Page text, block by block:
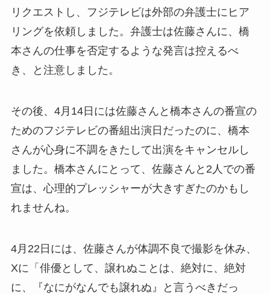
リクエストし、フジテレビは外部の弁護士にヒア
リングを依頼しました。弁護士は佐藤さんに、橋
本さんの仕事を否定するような発言は控えるべ
き、と注意しました。
その後、4月14日には佐藤さんと橋本さんの番宣の
ためのフジテレビの番組出演日だったのに、橋本
さんが心身に不調をきたして出演をキャンセルし
ました。橋本さんにとって、佐藤さんと2人での番
宣は、心理的プレッシャーが大きすぎたのかもし
れませんね。
4月22日には、佐藤さんが体調不良で撮影を休み、
Xに「俳優として、譲れぬことは、絶対に、絶対
に、『なにがなんでも譲れぬ』と言うべきだっ